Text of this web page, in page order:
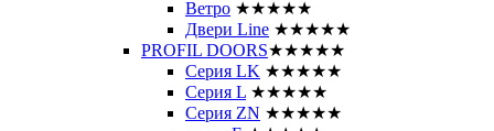
Ветро ★★★★★
Двери Line ★★★★★
PROFIL DOORS★★★★★
Серия LK ★★★★★
Серия L ★★★★★
Серия ZN ★★★★★